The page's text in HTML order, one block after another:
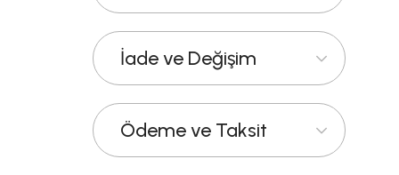
İade ve Değişim
Ödeme ve Taksit